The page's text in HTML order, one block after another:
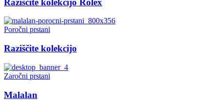
Raziščite kolekcijo Rolex
Poročni prstani
Raziščite kolekcijo
Zaročni prstani
Malalan